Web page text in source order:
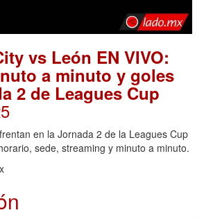
vs León EN VIVO:
a minuto y goles
2 de Leagues Cup
en la Jornada 2 de la Leagues Cup
sede, streaming y minuto a minuto.